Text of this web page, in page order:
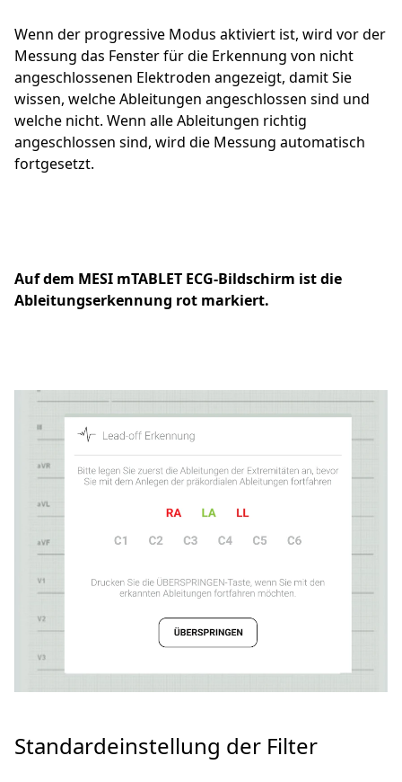
Wenn der progressive Modus aktiviert ist, wird vor der
Messung das Fenster für die Erkennung von nicht
angeschlossenen Elektroden angezeigt, damit Sie
wissen, welche Ableitungen angeschlossen sind und
welche nicht. Wenn alle Ableitungen richtig
angeschlossen sind, wird die Messung automatisch
fortgesetzt.
Auf dem MESI mTABLET ECG-Bildschirm ist die
Ableitungserkennung rot markiert.
Standardeinstellung der Filter